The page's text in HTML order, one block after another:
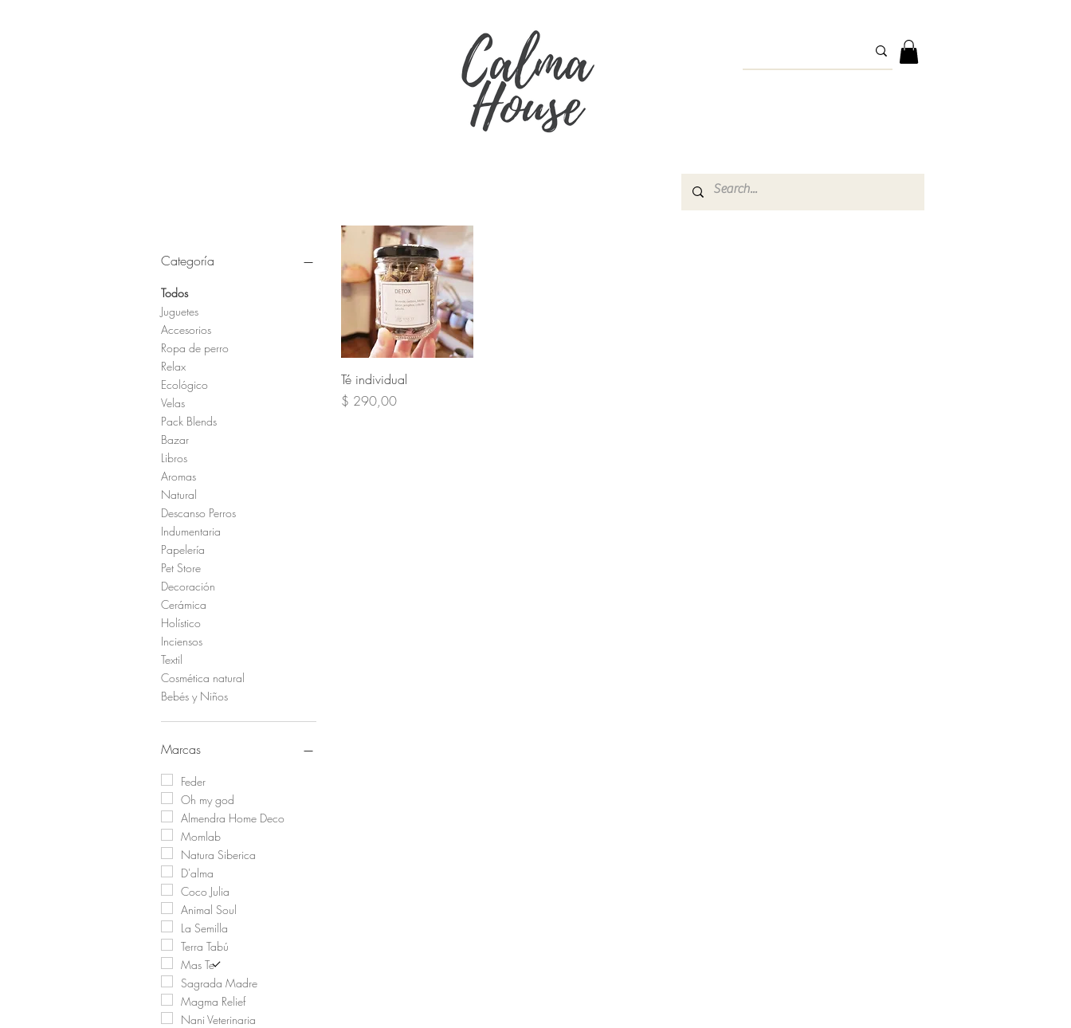
Categoría
Todos
Juguetes
Accesorios
Ropa de perro
Relax
Ecológico
Velas
Pack Blends
Bazar
Libros
Aromas
Natural
Descanso Perros
Indumentaria
Papelería
Pet Store
Decoración
Cerámica
Holístico
Inciensos
Textil
Cosmética natural
Bebés y Niños
Marcas
Feder
Oh my god
Almendra Home Deco
Momlab
Natura Siberica
D'alma
Coco Julia
Animal Soul
La Semilla
Terra Tabú
Mas Te
Sagrada Madre
Magma Relief
Nani Veterinaria
Vista rápida
Té individual
Precio
$ 290,00